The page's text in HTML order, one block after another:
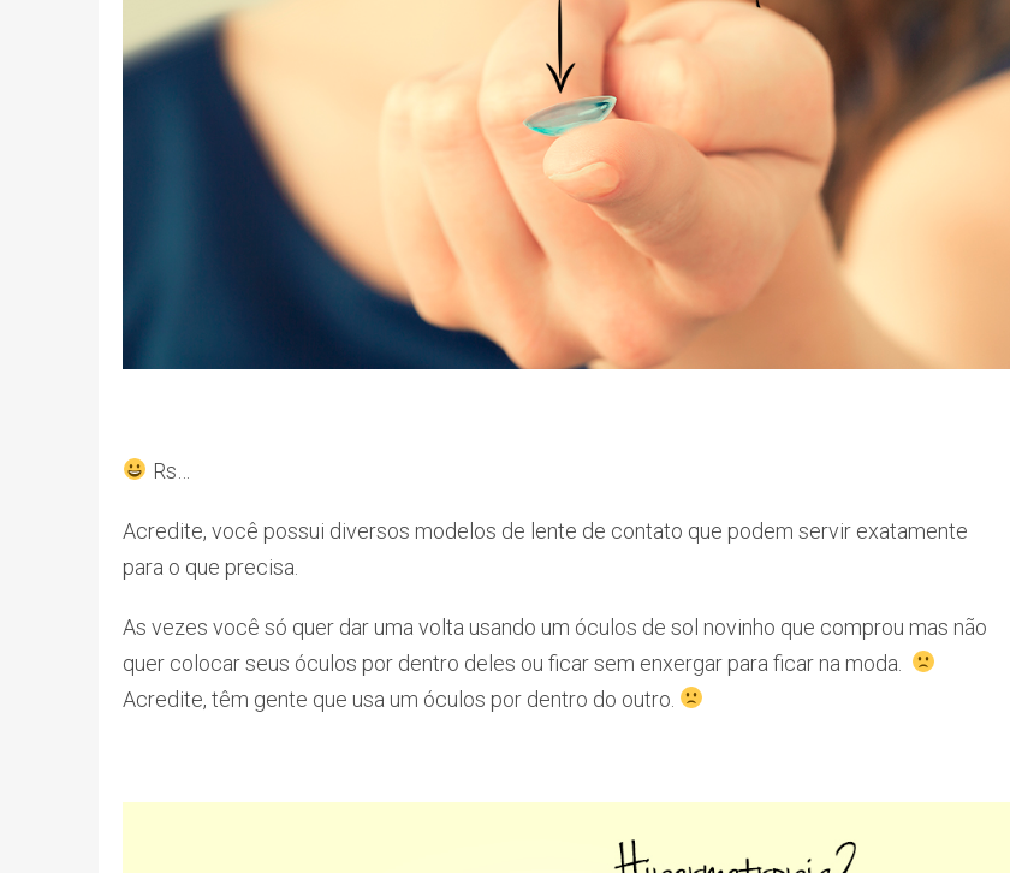
Rs…
Acredite, você possui diversos modelos de lente de contato que podem servir exatamente
para o que precisa.
As vezes você só quer dar uma volta usando um óculos de sol novinho que comprou mas não
quer colocar seus óculos por dentro deles ou ficar sem enxergar para ficar na moda.
Acredite, têm gente que usa um óculos por dentro do outro.